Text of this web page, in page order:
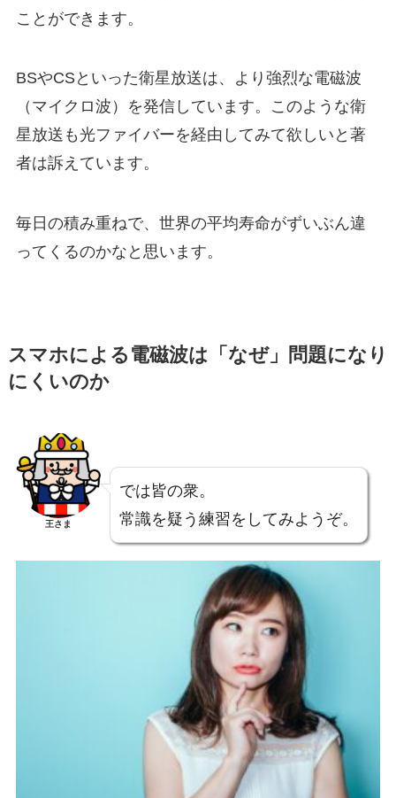
ことができます。
BSやCSといった衛星放送は、より強烈な電磁波
（マイクロ波）を発信しています。このような衛
星放送も光ファイバーを経由してみて欲しいと著
者は訴えています。
毎日の積み重ねで、世界の平均寿命がずいぶん違
ってくるのかなと思います。
スマホによる電磁波は「なぜ」問題になり
にくいのか
王さま
では皆の衆。
常識を疑う練習をしてみようぞ。